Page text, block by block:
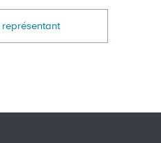
représentant